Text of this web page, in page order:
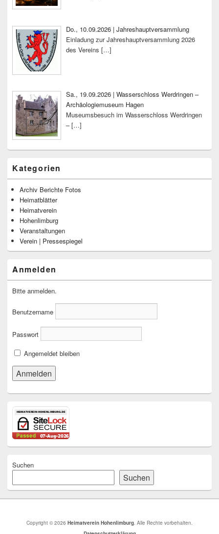
Do., 10.09.2026 | Jahreshauptversammlung
Einladung zur Jahreshauptversammlung 2026
des Vereins […]
Sa., 19.09.2026 | Wasserschloss Werdringen –
Archäologiemuseum Hagen
Museumsbesuch im Wasserschloss Werdringen
–[…]
Kategorien
Archiv Berichte Fotos
Heimatblätter
Heimatverein
Hohenlimburg
Veranstaltungen
Verein | Pressespiegel
Anmelden
Bitte anmelden.
Benutzername
Passwort
Angemeldet bleiben
Suchen
Suchen
Copyright © 2026 Heimatverein Hohenlimburg . Alle Rechte vorbehalten.